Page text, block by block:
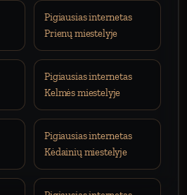
Pigiausias internetas
Prienų miestelyje
Pigiausias internetas
Kelmės miestelyje
Pigiausias internetas
Kėdainių miestelyje